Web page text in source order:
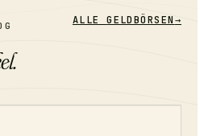
ALLEGELDBÖRSEN→